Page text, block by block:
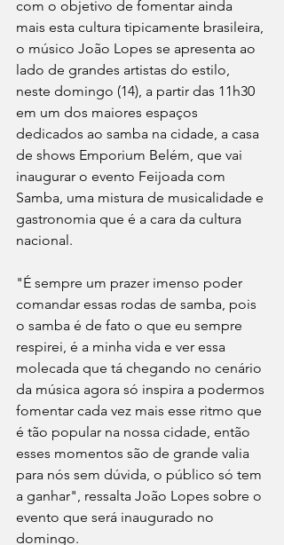
com o objetivo de fomentar ainda
mais esta cultura tipicamente brasileira,
o músico João Lopes se apresenta ao
lado de grandes artistas do estilo,
neste domingo (14), a partir das 11h30
em um dos maiores espaços
dedicados ao samba na cidade, a casa
de shows Emporium Belém, que vai
inaugurar o evento Feijoada com
Samba, uma mistura de musicalidade e
gastronomia que é a cara da cultura
nacional.
"É sempre um prazer imenso poder
comandar essas rodas de samba, pois
o samba é de fato o que eu sempre
respirei, é a minha vida e ver essa
molecada que tá chegando no cenário
da música agora só inspira a podermos
fomentar cada vez mais esse ritmo que
é tão popular na nossa cidade, então
esses momentos são de grande valia
para nós sem dúvida, o público só tem
a ganhar", ressalta João Lopes sobre o
evento que será inaugurado no
domingo.